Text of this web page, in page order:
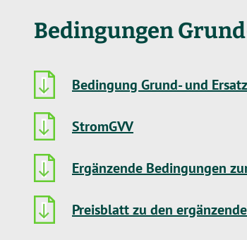
Bedingungen
Bedingung Grund- und
StromGVV
Ergänzende Bedingungen
Preisblatt zu den